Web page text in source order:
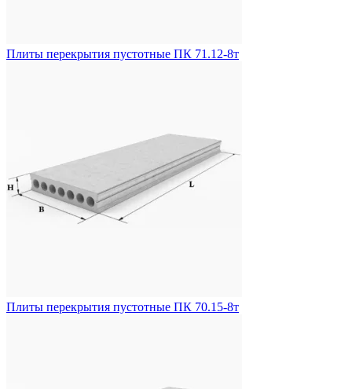
Плиты перекрытия пустотные ПК 71.12-8т
Плиты перекрытия пустотные ПК 70.15-8т